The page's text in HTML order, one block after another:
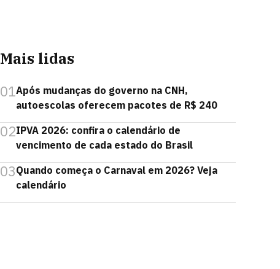
Mais lidas
01Após mudanças do governo na CNH,
autoescolas oferecem pacotes de R$ 240
02IPVA 2026: confira o calendário de
vencimento de cada estado do Brasil
03Quando começa o Carnaval em 2026? Veja
calendário